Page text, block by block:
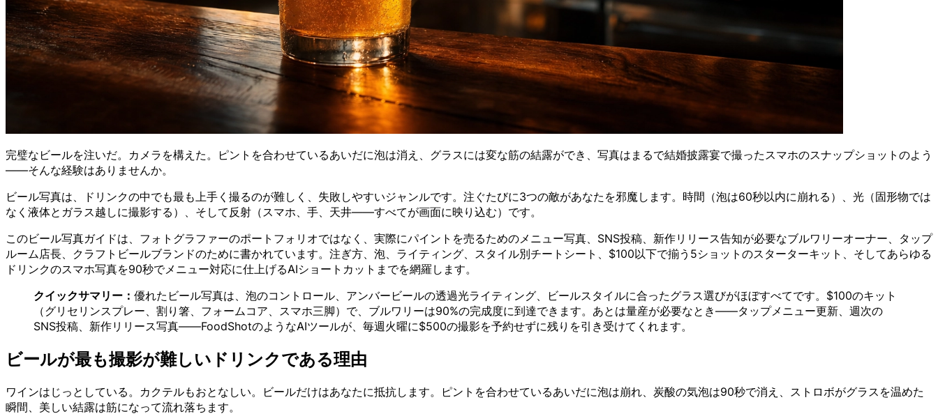
完璧なビールを注いだ。カメラを構えた。ピントを合わせているあいだに泡は消え、グラスには変な筋の結露ができ、写真はまるで結婚披露宴で撮ったスマホのスナップショットのよう
——そんな経験はありませんか。
ビール写真は、ドリンクの中でも最も上手く撮るのが難しく、失敗しやすいジャンルです。注ぐたびに3つの敵があなたを邪魔します。時間（泡は60秒以内に崩れる）、光（固形物では
なく液体とガラス越しに撮影する）、そして反射（スマホ、手、天井——すべてが画面に映り込む）です。
このビール写真ガイドは、フォトグラファーのポートフォリオではなく、実際にパイントを売るためのメニュー写真、SNS投稿、新作リリース告知が必要なブルワリーオーナー、タップ
ルーム店長、クラフトビールブランドのために書かれています。注ぎ方、泡、ライティング、スタイル別チートシート、$100以下で揃う5ショットのスターターキット、そしてあらゆる
ドリンクのスマホ写真を90秒でメニュー対応に仕上げるAIショートカットまでを網羅します。
クイックサマリー： 優れたビール写真は、泡のコントロール、アンバービールの透過光ライティング、ビールスタイルに合ったグラス選びがほぼすべてです。$100のキット
（グリセリンスプレー、割り箸、フォームコア、スマホ三脚）で、ブルワリーは90%の完成度に到達できます。あとは量産が必要なとき——タップメニュー更新、週次の
SNS投稿、新作リリース写真——FoodShotのようなAIツールが、毎週火曜に$500の撮影を予約せずに残りを引き受けてくれます。
ビールが最も撮影が難しいドリンクである理由
ワインはじっとしている。カクテルもおとなしい。ビールだけはあなたに抵抗します。ピントを合わせているあいだに泡は崩れ、炭酸の気泡は90秒で消え、ストロボがグラスを温めた
瞬間、美しい結露は筋になって流れ落ちます。